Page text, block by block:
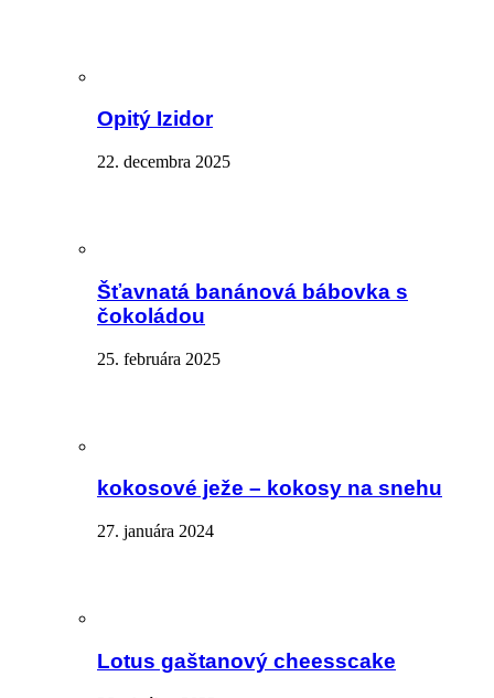
Opitý Izidor
22. decembra 2025
Šťavnatá banánová bábovka s
čokoládou
25. februára 2025
kokosové ježe – kokosy na snehu
27. januára 2024
Lotus gaštanový cheesscake